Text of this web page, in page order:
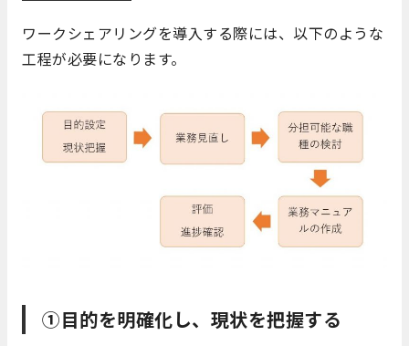
ワークシェアリングを導入する際には、以下のような
工程が必要になります。
①目的を明確化し、現状を把握する